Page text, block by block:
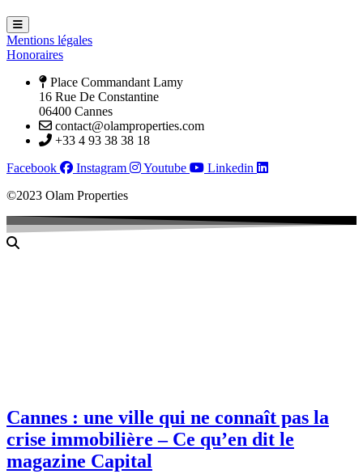
Hamburger Toggle Menu
Mentions légales
Honoraires
Place Commandant Lamy
16 Rue De Constantine
06400 Cannes
contact@olamproperties.com
+33 4 93 38 38 18
Facebook
Instagram Youtube
Linkedin
©2023 Olam Properties
Cannes : une ville qui ne connaît pas la
crise immobilière – Ce qu’en dit le
magazine Capital